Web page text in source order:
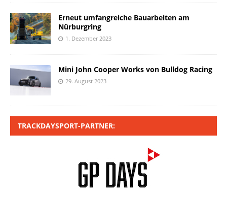
Erneut umfangreiche Bauarbeiten am
Nürburgring
1. Dezember 2023
Mini John Cooper Works von Bulldog Racing
29. August 2023
TRACKDAYSPORT-PARTNER: